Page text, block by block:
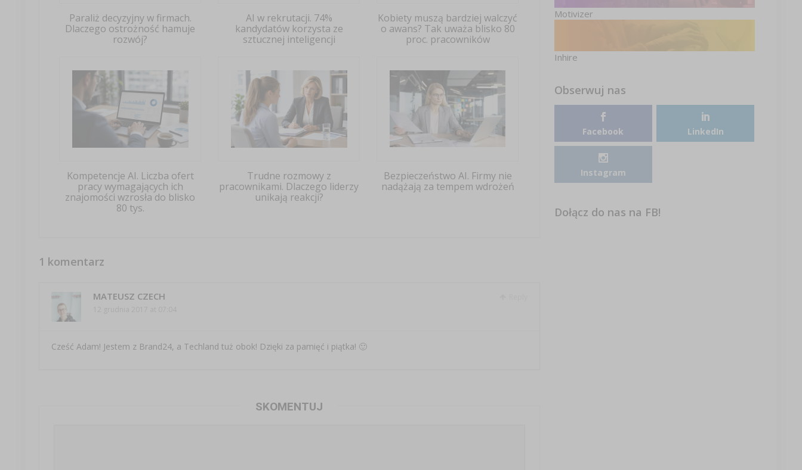
Paraliż decyzyjny w firmach.
Dlaczego ostrożność hamuje
rozwój?
AI w rekrutacji. 74%
kandydatów korzysta ze
sztucznej inteligencji
Kobiety muszą bardziej walczyć
o awans? Tak uważa blisko 80
proc. pracowników
Kompetencje AI. Liczba ofert
pracy wymagających ich
znajomości wzrosła do blisko
80 tys.
Trudne rozmowy z
pracownikami. Dlaczego liderzy
unikają reakcji?
Bezpieczeństwo AI. Firmy nie
nadążają za tempem wdrożeń
1 komentarz
MATEUSZ CZECH
Cześć Adam! Jestem z Brand24, a Techland tuż obok! Dzięki za pamięć i piątka! 🙂
SKOMENTUJ
Motivizer
Inhire
Obserwuj nas
Facebook LinkedIn
Instagram
Dołącz do nas na FB!